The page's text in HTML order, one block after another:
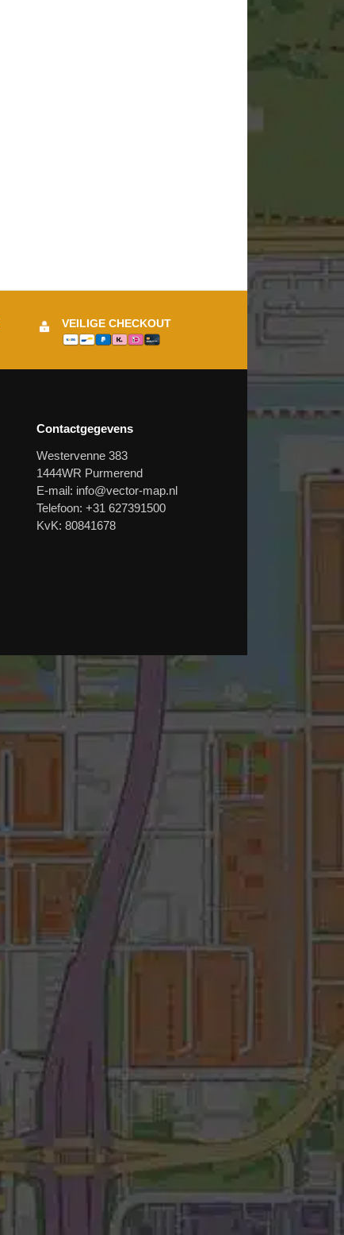
VEILIGE CHECKOUT
Contactgegevens
Westervenne 383
1444WR Purmerend
E-mail: info@vector-map.nl
Telefoon: +31 627391500
KvK: 80841678